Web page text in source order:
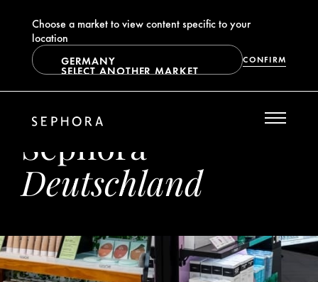
Choose a market to view content specific to your
location
GERMANY
SELECT ANOTHER MARKET
CONFIRM
Sephora
Deutschland